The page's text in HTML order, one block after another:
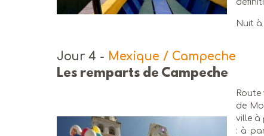
Nuit à
Jour 4 - Mexique / Campeche
Les remparts de Campeche
de
ville à
: à